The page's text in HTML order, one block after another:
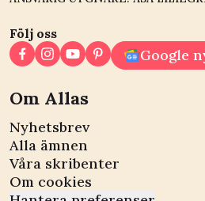
Följ oss
Google
Om Allas
Nyhetsbrev
Alla ämnen
Våra skribenter
Om cookies